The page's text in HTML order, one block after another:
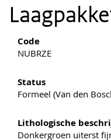
Code
NUBRZE
Status
Formeel (Van den
Lithologische
Donkergroen uiterst